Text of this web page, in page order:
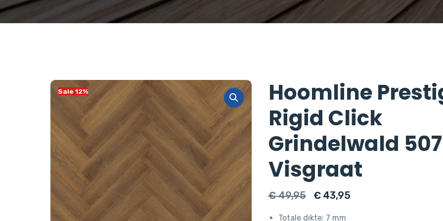
Sale 12%
Hoomline
Rigid Click
Grindelwald
Visgraat
€49,95
Oorspronkelijke
€43,95Huidige
Totale dikte: 7 mm